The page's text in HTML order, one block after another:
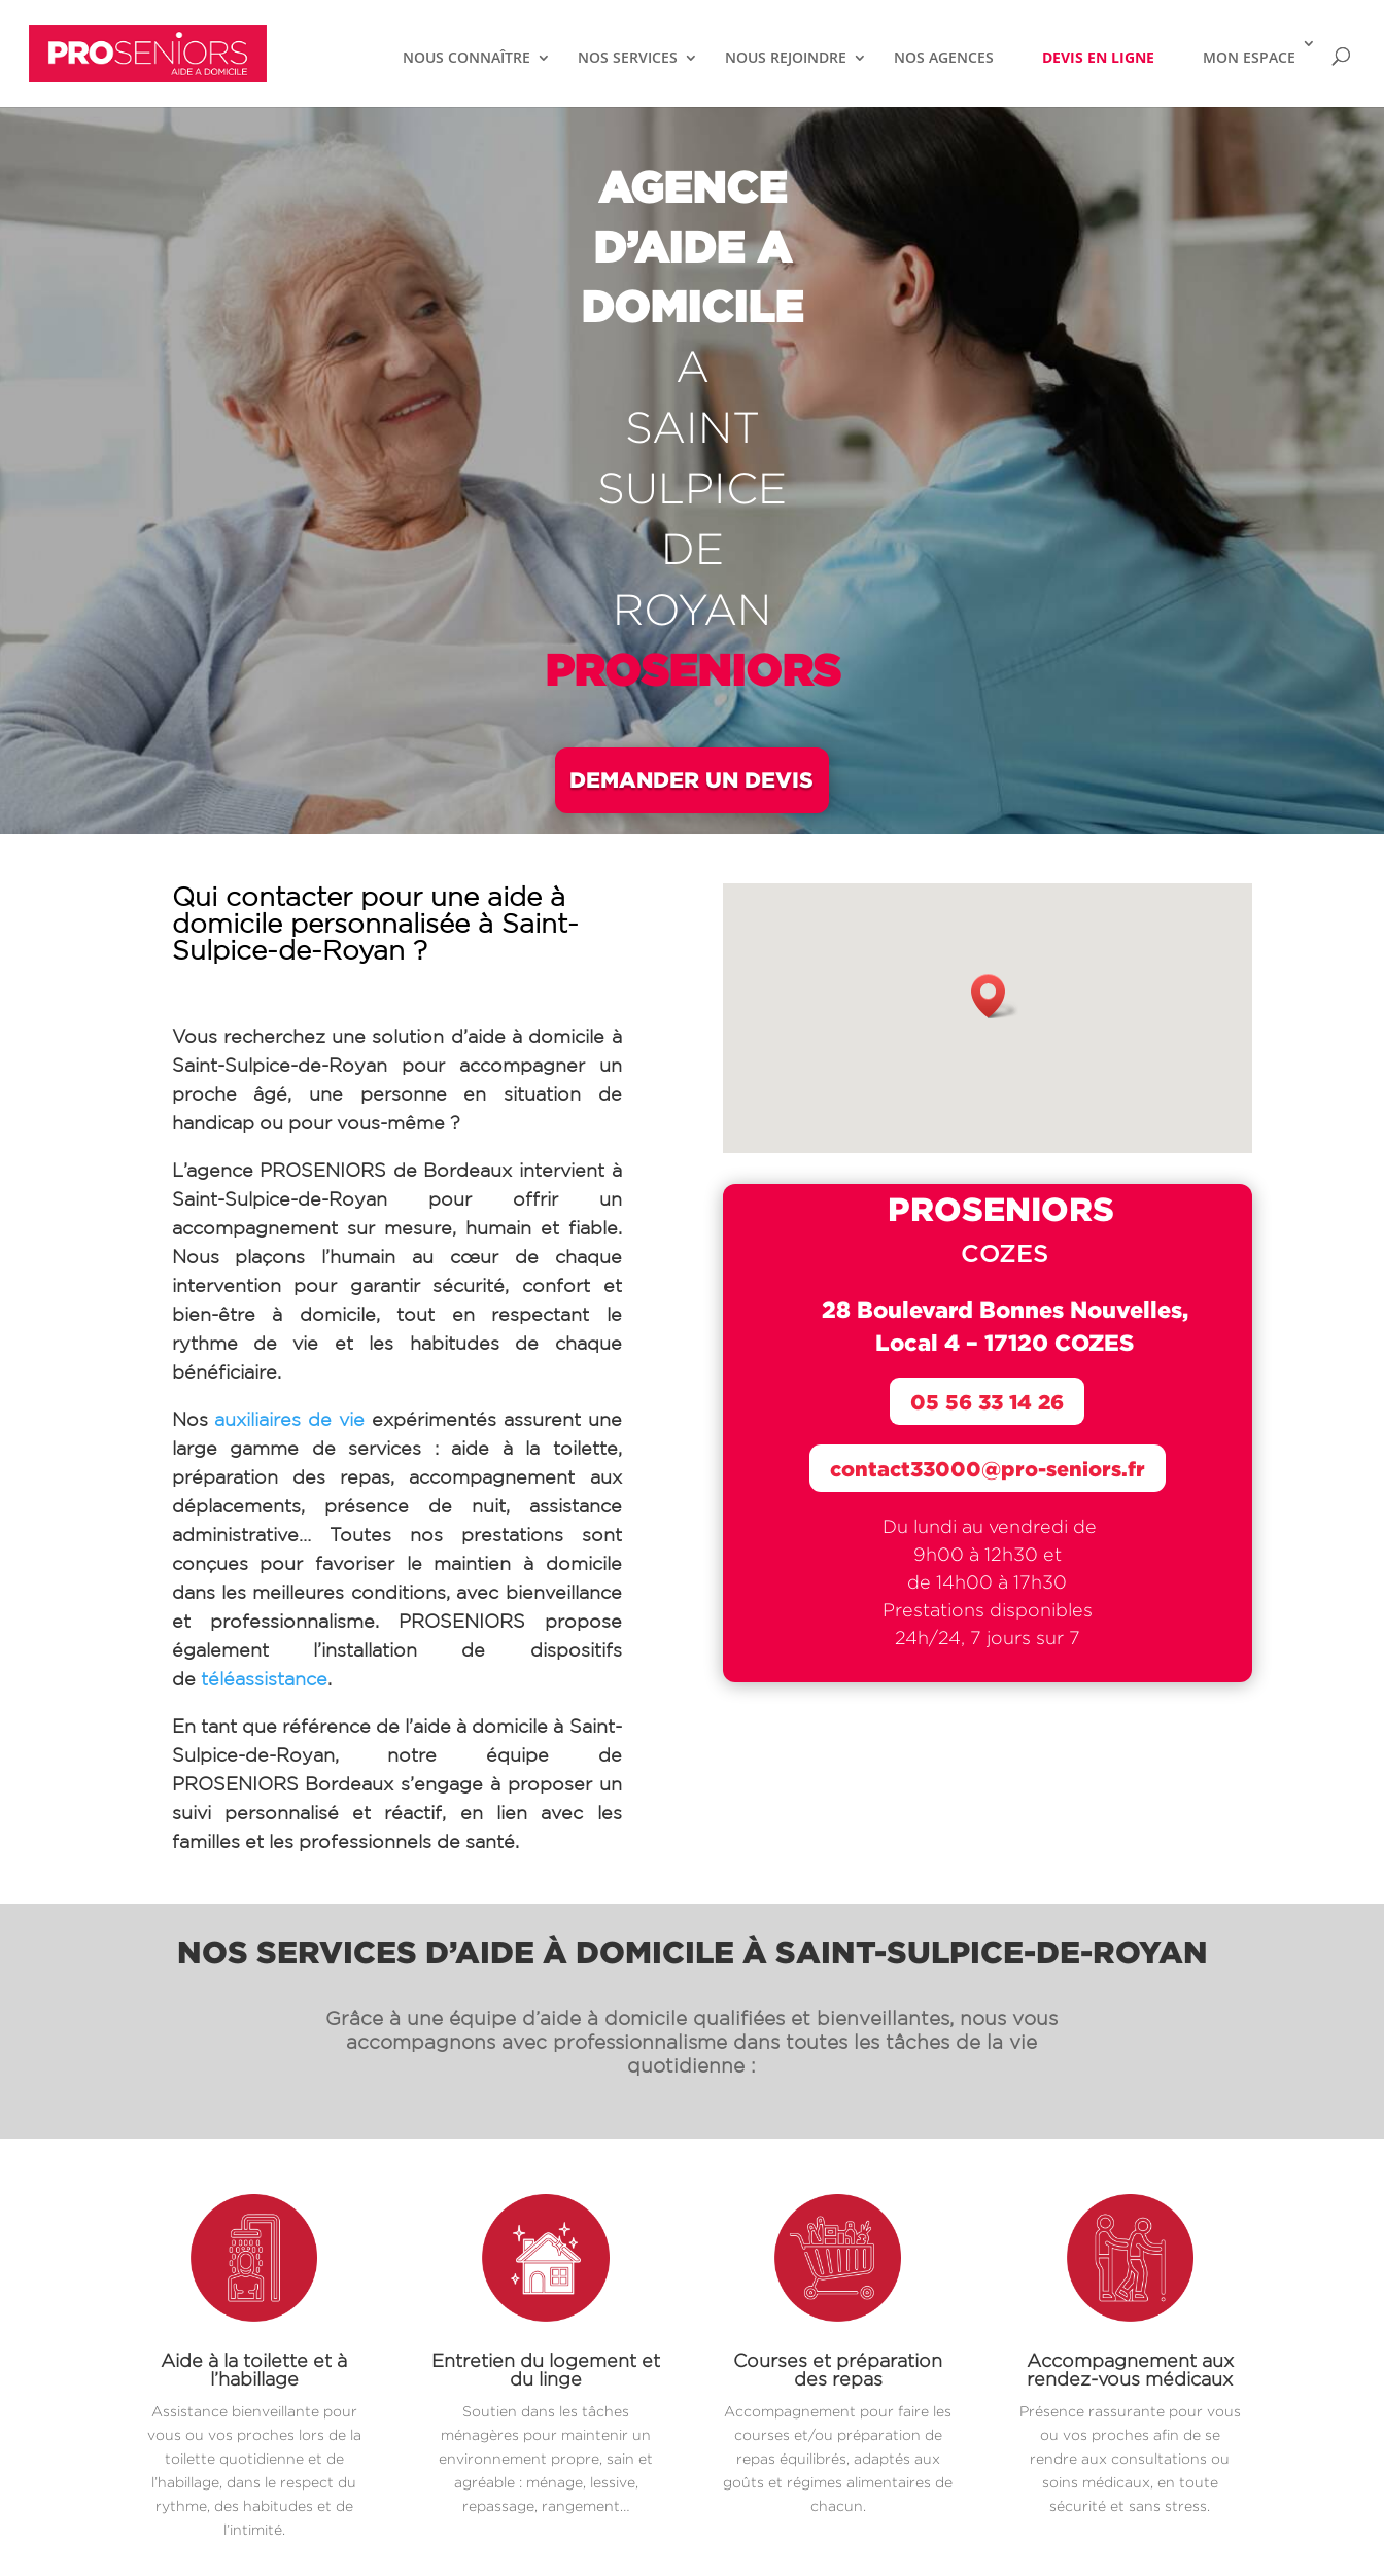
NOUS CONNAÎTRE NOS SERVICES NOUS REJOINDRE NOS AGENCES DEVIS EN LIGNE MON ESPACE
AGENCE
D’AIDE A
DOMICILE
A
SAINT
SULPICE
DE
ROYAN
PROSENIORS
DEMANDER UN DEVIS
Qui contacter pour une aide à
domicile personnalisée à Saint-
Sulpice-de-Royan ?
Vous recherchez une solution d’aide à domicile à
Saint-Sulpice-de-Royan pour accompagner un
proche âgé, une personne en situation de
handicap ou pour vous-même ?
L’agence PROSENIORS de Bordeaux intervient à
Saint-Sulpice-de-Royan pour offrir un
accompagnement sur mesure, humain et fiable.
Nous plaçons l’humain au cœur de chaque
intervention pour garantir sécurité, confort et
bien-être à domicile, tout en respectant le
rythme de vie et les habitudes de chaque
bénéficiaire.
Nos auxiliaires de vie expérimentés assurent une
large gamme de services : aide à la toilette,
préparation des repas, accompagnement aux
déplacements, présence de nuit, assistance
administrative… Toutes nos prestations sont
conçues pour favoriser le maintien à domicile
dans les meilleures conditions, avec bienveillance
et professionnalisme. PROSENIORS propose
également l’installation de dispositifs
de téléassistance.
En tant que référence de l’aide à domicile à Saint-
Sulpice-de-Royan, notre équipe de
PROSENIORS Bordeaux s’engage à proposer un
suivi personnalisé et réactif, en lien avec les
familles et les professionnels de santé.
PROSENIORS
COZES
28 Boulevard Bonnes Nouvelles,
Local 4 –17120 COZES
Du lundi au vendredi de
9h00 à 12h30 et
de 14h00 à 17h30
Prestations disponibles
24h/24, 7 jours sur 7
contact33000@pro-seniors.fr
05 56 33 14 26
NOS SERVICES D’AIDE À DOMICILE À SAINT-SULPICE-DE-ROYAN
Grâce à une équipe d’aide à domicile qualifiées et bienveillantes, nous vous
accompagnons avec professionnalisme dans toutes les tâches de la vie
quotidienne :
Aide à la toilette et à
l’habillage
Assistance bienveillante pour
vous ou vos proches lors de la
toilette quotidienne et de
l’habillage, dans le respect du
rythme, des habitudes et de
l’intimité.
Entretien du logement et
du linge
Soutien dans les tâches
ménagères pour maintenir un
environnement propre, sain et
agréable : ménage, lessive,
repassage, rangement…
Courses et préparation
des repas
Accompagnement pour faire les
courses et/ou préparation de
repas équilibrés, adaptés aux
goûts et régimes alimentaires de
chacun.
Accompagnement aux
rendez-vous médicaux
Présence rassurante pour vous
ou vos proches afin de se
rendre aux consultations ou
soins médicaux, en toute
sécurité et sans stress.